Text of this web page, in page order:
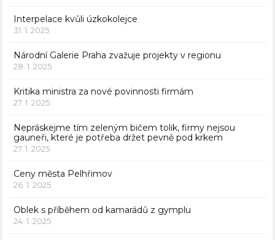
Interpelace kvůli úzkokolejce
31. 1. 2025
Národní Galerie Praha zvažuje projekty v regionu
28. 1. 2025
Kritika ministra za nové povinnosti firmám
27. 1. 2025
Nepráskejme tím zeleným bičem tolik, firmy nejsou
gauneři, které je potřeba držet pevně pod krkem
27. 1. 2025
Ceny města Pelhřimov
26. 1. 2025
Oblek s příběhem od kamarádů z gymplu
24. 1. 2025